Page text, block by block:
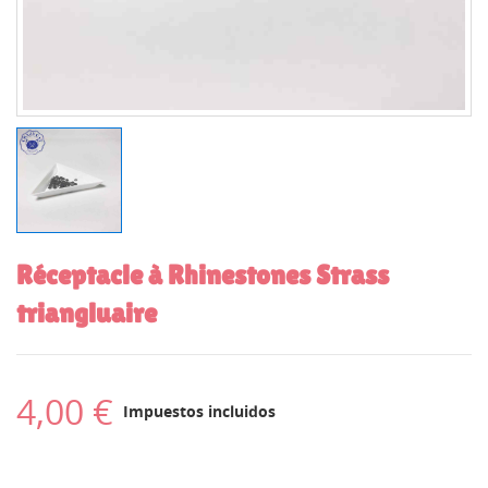
Réceptacle à Rhinestones Strass
triangluaire
4,00 € Impuestos incluidos